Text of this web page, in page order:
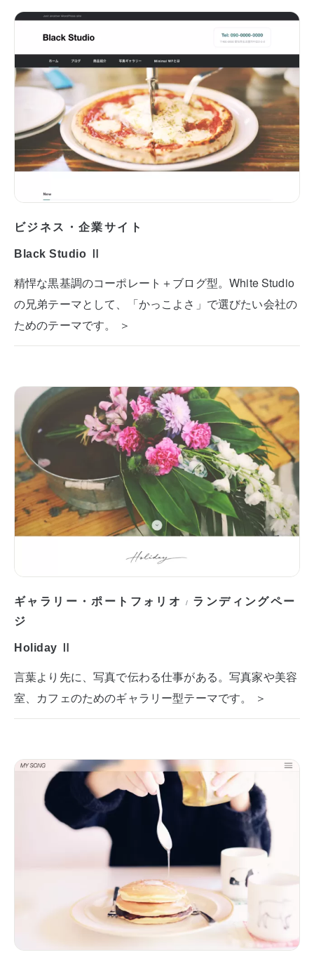
ビジネス・企業サイト
Black Studio Ⅱ
精悍な黒基調のコーポレート＋ブログ型。White Studio
の兄弟テーマとして、「かっこよさ」で選びたい会社の
ためのテーマです。 ＞
ギャラリー・ポートフォリオ / ランディングペー
ジ
Holiday Ⅱ
言葉より先に、写真で伝わる仕事がある。写真家や美容
室、カフェのためのギャラリー型テーマです。 ＞